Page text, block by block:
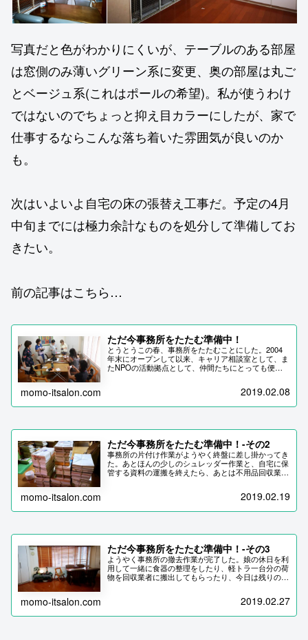
写真だと色がわかりにくいが、テーブルのある部屋
は窓側のみ薄いグリーン系に変更、奥の部屋は丸ご
とベージュ系(これはポールの希望)。私が使うわけ
ではないのでちょっと抑え目カラーにしたが、家で
仕事するならこんな落ち着いた雰囲気が良いのか
も。
次はいよいよ自宅の床の張替え工事だ。予定の4月
中旬までには極力余計なものを処分して準備してお
きたい。
前の記事はこちら…
ただ今事務所をたたむ準備中！
とうとうこの春、事務所をたたむことにした。2004
年末にオープンして以来、キャリア相談室として、ま
たNPOの活動拠点として、仲間たちにとっても便利
で居心地の良い場所だったけれど、私が引退した後は
momo-itsalon.com 2019.02.08
ただ今事務所をたたむ準備中！-その2
事務所の片付け作業がようやく終盤に差し掛かってき
た。あとほんの少しのシュレッダー作業と、自宅に保
管する資料の運搬を終えたら、あとは不用品回収業者
による搬出と、残りを粗大ゴミを置き場に運べば完
momo-itsalon.com 2019.02.19
ただ今事務所をたたむ準備中！-その3
ようやく事務所の撤去作業が完了した。娘の休日を利
用して一緒に食器の整理をしたり、軽トラ一台分の荷
物を回収業者に搬出してもらったり、今日は残りの机
娘たちが使う数点の家具と食器程度かな？…
momo-itsalon.com 2019.02.27